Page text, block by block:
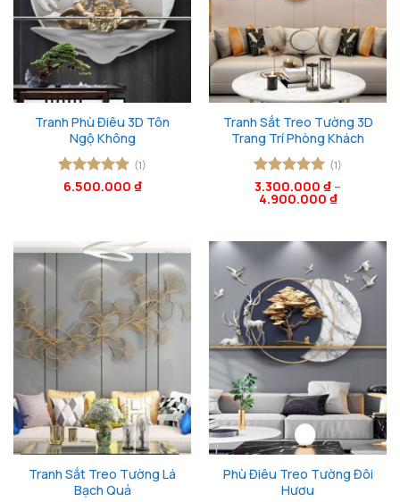
Tranh Phù Điêu 3D Tôn
Ngộ Không
Được xếp
(1)
6.500.000 ₫
Tranh Sắt Treo Tường 3D
Trang Trí Phòng Khách
Được xếp
hạng55
(1)
3.300.000 ₫ –
4.900.000 ₫
Tranh Sắt Treo Tường Lá
Bạch Quả
Phù Điêu Treo Tường Đôi
Hươu